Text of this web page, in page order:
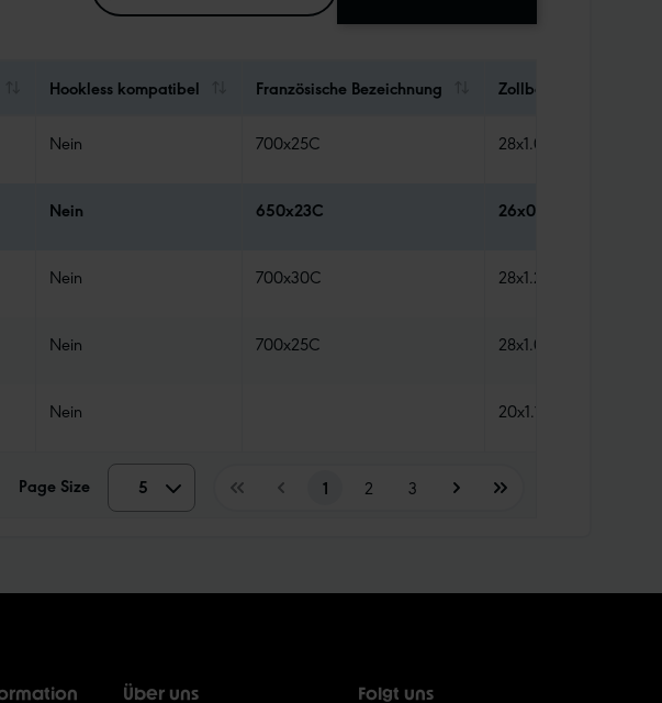
Hookless kompatibel Französische Bezeichnung Zollbezeichnung
Nein 700x25C 28x1.00
Nein 650x23C 26x0.90
Nein 700x30C 28x1.20
Nein 700x25C 28x1.00
Nein 20x1.10
Page Size 5 5 1 2 3
Über uns Folgt uns